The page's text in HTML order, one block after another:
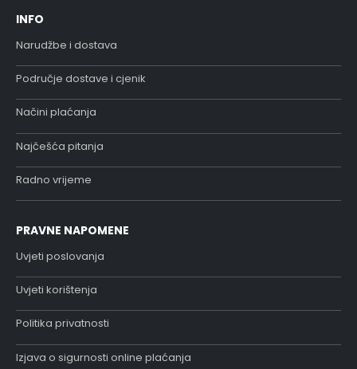
INFO
Narudžbe i dostava
Područje dostave i cjenik
Načini plaćanja
Najčešća pitanja
Radno vrijeme
PRAVNE NAPOMENE
Uvjeti poslovanja
Uvjeti korištenja
Politika privatnosti
Izjava o sigurnosti online plaćanja